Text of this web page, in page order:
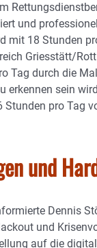
und
mit 18 Stunden
Griesstätt/
Tag durch die
erkennen sein
pro Tag
und
Dennis
und
auf die